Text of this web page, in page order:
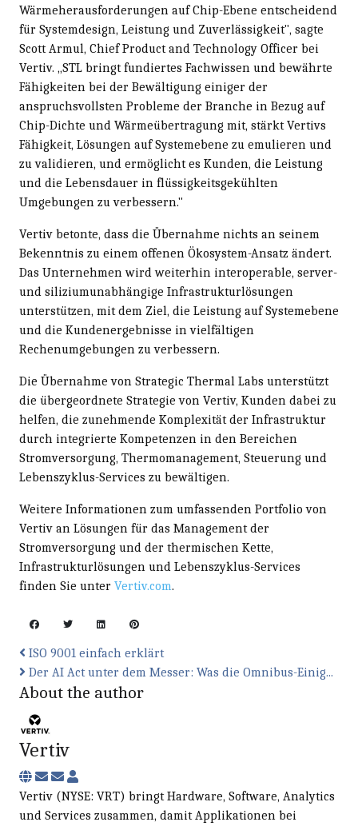
Wärmeherausforderungen auf Chip-Ebene entscheidend
für Systemdesign, Leistung und Zuverlässigkeit", sagte
Scott Armul, Chief Product and Technology Officer bei
Vertiv. „STL bringt fundiertes Fachwissen und bewährte
Fähigkeiten bei der Bewältigung einiger der
anspruchsvollsten Probleme der Branche in Bezug auf
Chip-Dichte und Wärmeübertragung mit, stärkt Vertivs
Fähigkeit, Lösungen auf Systemebene zu emulieren und
zu validieren, und ermöglicht es Kunden, die Leistung
und die Lebensdauer in flüssigkeitsgekühlten
Umgebungen zu verbessern."
Vertiv betonte, dass die Übernahme nichts an seinem
Bekenntnis zu einem offenen Ökosystem-Ansatz ändert.
Das Unternehmen wird weiterhin interoperable, server-
und siliziumunabhängige Infrastrukturlösungen
unterstützen, mit dem Ziel, die Leistung auf Systemebene
und die Kundenergebnisse in vielfältigen
Rechenumgebungen zu verbessern.
Die Übernahme von Strategic Thermal Labs unterstützt
die übergeordnete Strategie von Vertiv, Kunden dabei zu
helfen, die zunehmende Komplexität der Infrastruktur
durch integrierte Kompetenzen in den Bereichen
Stromversorgung, Thermomanagement, Steuerung und
Lebenszyklus-Services zu bewältigen.
Weitere Informationen zum umfassenden Portfolio von
Vertiv an Lösungen für das Management der
Stromversorgung und der thermischen Kette,
Infrastrukturlösungen und Lebenszyklus-Services
finden Sie unter Vertiv.com.
ISO 9001 einfach erklärt
Der AI Act unter dem Messer: Was die Omnibus-Einig...
About the author
Vertiv
Subscribe to updates from author
Unsubscribe to updates from author
Vertiv
Vertiv (NYSE: VRT) bringt Hardware, Software, Analytics
und Services zusammen, damit Applikationen bei